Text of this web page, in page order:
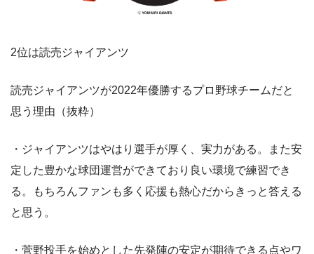
2位は読売ジャイアンツ
読売ジャイアンツが2022年優勝するプロ野球チームだと
思う理由（抜粋）
・ジャイアンツはやはり選手が厚く、実力がある。また安
定した豊かな球団運営ができており良い環境で練習でき
る。もちろんファンも多く応援も熱心だからきっと答える
と思う。
・菅野投手を始めとした先発陣の安定が期待できる点やワ